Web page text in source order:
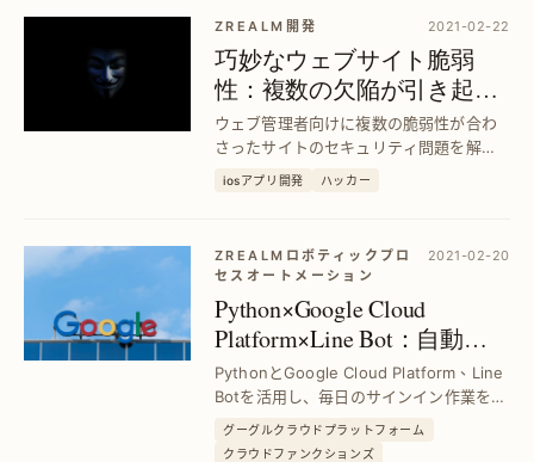
ZREALM開発 2021-02-22
巧妙なウェブサイト脆弱
性：複数の欠陥が引き起こ
すセキュリティリスクの詳
細解析
ウェブ管理者向けに複数の脆弱性が合わ
さったサイトのセキュリティ問題を解
説。問題点の特定から対策まで具体的に
iosアプリ開発 ハッカー
ZREALMロボティックプロ
セスオートメーション
2021-02-20
Python×Google Cloud
Platform×Line Bot：自動化
例行任務で作業効率アップ
｜毎日自動サインインスク
リプト実装法
PythonとGoogle Cloud Platform、Line
Botを活用し、毎日のサインイン作業を自
動化。手動作業の負担を減らし、効率的
に報酬獲得を実現する具体的手順を解説
グーグルクラウドプラットフォーム
クラウドファンクションズ